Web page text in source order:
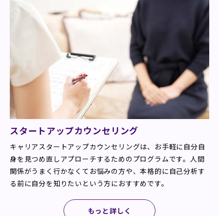
スタートアップカウンセリング
キャリアスタートアップカウンセリングは、お手軽に自分自
身を見つめ直しアプローチするためのプログラムです。人間
関係がうまく行かなくてお悩みの方や、本格的に自己分析す
る前に自分を知りたいという方におすすめです。
もっと詳しく